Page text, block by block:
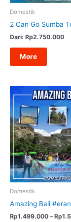
Domestik
2 Can Go Sumba
Dari: Rp2.750.000
More
Domestik
Amazing Bali
Rp1.499.000 – Rp